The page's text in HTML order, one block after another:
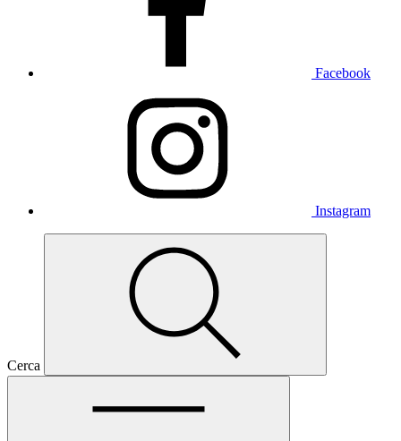
Facebook
Instagram
Cerca